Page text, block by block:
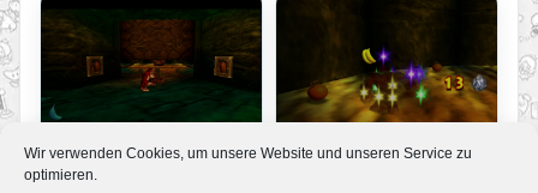
Wir verwenden Cookies, um unsere Website und unseren Service zu
optimieren.